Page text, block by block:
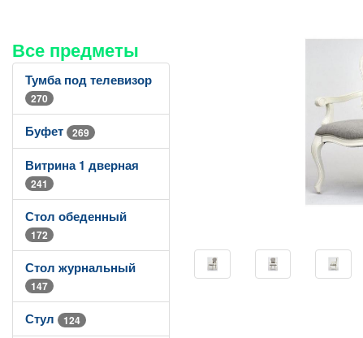
Все предметы
Тумба под телевизор
270
Буфет 269
Витрина 1 дверная
241
Стол обеденный
172
Стол журнальный
147
Стул 124